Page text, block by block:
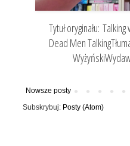
Tytuł oryginału:
Dead Men
Nowsze posty
Subskrybuj: Posty (Atom)